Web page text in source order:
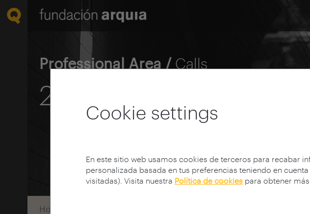
Cookie settings
En este sitio web usamos cookies de terceros para recabar
personalizada basada en tus preferencias teniendo en
visitadas). Visita nuestra Política de cookies para obtener
Professional Area / Calls
2007 Scholarships
Home